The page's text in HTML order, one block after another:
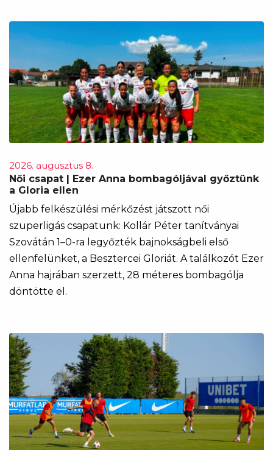
2026. augusztus 8.
Női csapat | Ezer Anna bombagóljával győztünk
a Gloria ellen
Újabb felkészülési mérkőzést játszott női
szuperligás csapatunk: Kollár Péter tanítványai
Szovátán 1–0-ra legyőzték bajnokságbeli első
ellenfelünket, a Besztercei Gloriát. A találkozót Ezer
Anna hajrában szerzett, 28 méteres bombagólja
döntötte el.